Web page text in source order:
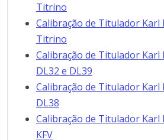
Titrino
Calibração de Titulador Karl
Titrino
Calibração de Titulador Karl
DL32 e DL39
Calibração de Titulador Karl
DL38
Calibração de Titulador Karl
KFV